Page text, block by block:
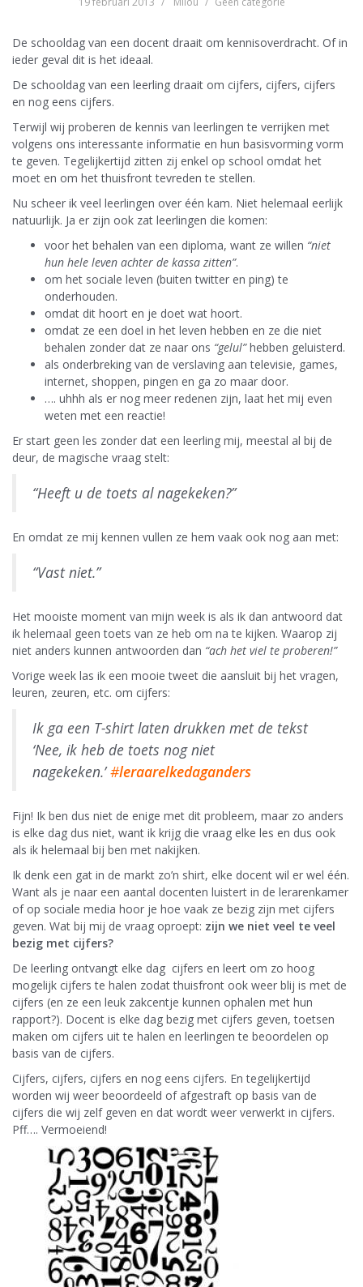
De schooldag van een docent draait om kennisoverdracht. Of in
ieder geval dit is het ideaal.
De schooldag van een leerling draait om cijfers, cijfers, cijfers
en nog eens cijfers.
Terwijl wij proberen de kennis van leerlingen te verrijken met
volgens ons interessante informatie en hun basisvorming vorm
te geven. Tegelijkertijd zitten zij enkel op school omdat het
moet en om het thuisfront tevreden te stellen.
Nu scheer ik veel leerlingen over één kam. Niet helemaal eerlijk
natuurlijk. Ja er zijn ook zat leerlingen die komen:
voor het behalen van een diploma, want ze willen “niet
hun hele leven achter de kassa zitten”.
om het sociale leven (buiten twitter en ping) te
onderhouden.
omdat dit hoort en je doet wat hoort.
omdat ze een doel in het leven hebben en ze die niet
behalen zonder dat ze naar ons “gelul”hebben geluisterd.
als onderbreking van de verslaving aan televisie, games,
internet, shoppen, pingen en ga zo maar door.
…. uhhh als er nog meer redenen zijn, laat het mij even
weten met een reactie!
Er start geen les zonder dat een leerling mij, meestal al bij de
deur, de magische vraag stelt:
“Heeft u de toets al nagekeken?”
En omdat ze mij kennen vullen ze hem vaak ook nog aan met:
“Vast niet.”
Het mooiste moment van mijn week is als ik dan antwoord dat
ik helemaal geen toets van ze heb om na te kijken. Waarop zij
niet anders kunnen antwoorden dan “ach het viel te proberen!”
Vorige week las ik een mooie tweet die aansluit bij het vragen,
leuren, zeuren, etc. om cijfers:
Ik ga een T-shirt laten drukken met de tekst
‘Nee, ik heb de toets nog niet
nagekeken.’#leraarelkedaganders
Fijn! Ik ben dus niet de enige met dit probleem, maar zo anders
is elke dag dus niet, want ik krijg die vraag elke les en dus ook
als ik helemaal bij ben met nakijken.
Ik denk een gat in de markt zo’n shirt, elke docent wil er wel één.
Want als je naar een aantal docenten luistert in de lerarenkamer
of op sociale media hoor je hoe vaak ze bezig zijn met cijfers
geven. Wat bij mij de vraag oproept: zijn we niet veel te veel
bezig met cijfers?
De leerling ontvangt elke dag cijfers en leert om zo hoog
mogelijk cijfers te halen zodat thuisfront ook weer blij is met de
cijfers (en ze een leuk zakcentje kunnen ophalen met hun
rapport?). Docent is elke dag bezig met cijfers geven, toetsen
maken om cijfers uit te halen en leerlingen te beoordelen op
basis van de cijfers.
Cijfers, cijfers, cijfers en nog eens cijfers. En tegelijkertijd
worden wij weer beoordeeld of afgestraft op basis van de
cijfers die wij zelf geven en dat wordt weer verwerkt in cijfers.
Pff…. Vermoeiend!